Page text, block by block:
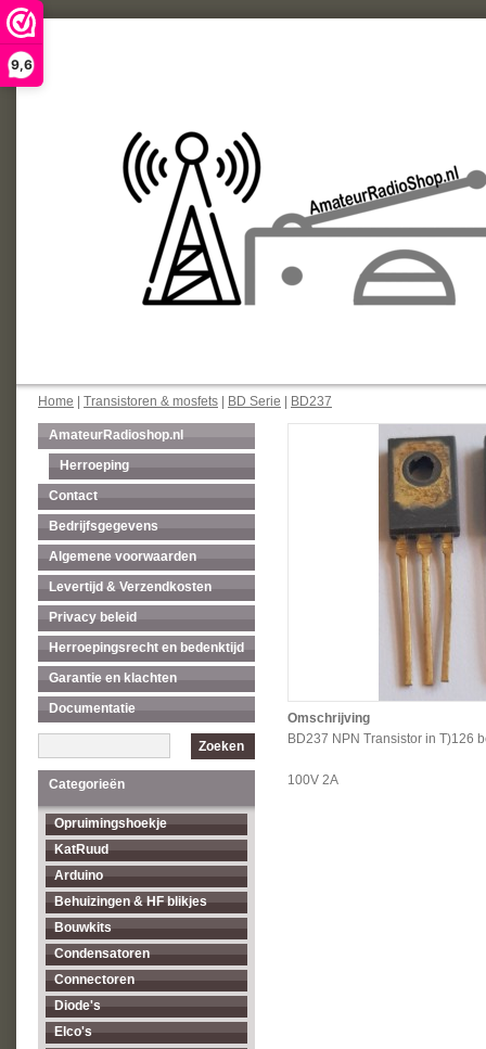
9,6
Home Transistoren & mosfets BD Serie BD237
AmateurRadioshop.nl
Herroeping
Contact
Bedrijfsgegevens
Algemene voorwaarden
Levertijd & Verzendkosten
Privacy beleid
Herroepingsrecht en bedenktijd
Garantie en klachten
Documentatie
Zoeken
Categorieën
Opruimingshoekje
KatRuud
Arduino
Behuizingen & HF blikjes
Bouwkits
Condensatoren
Connectoren
Diode's
Elco's
Omschrijving
BD237 NPN Transistor in T)126
100V 2A